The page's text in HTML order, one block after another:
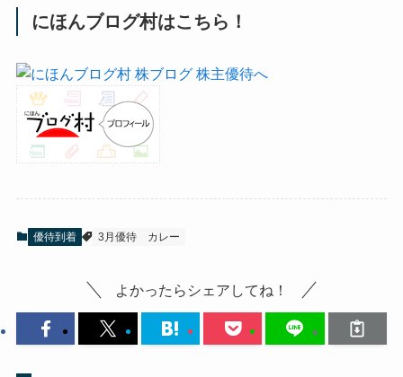
にほんブログ村はこちら！
優待到着 3月優待 カレー
よかったらシェアしてね！